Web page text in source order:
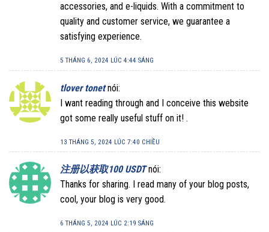
accessories, and e-liquids. With a commitment to
quality and customer service, we guarantee a
satisfying experience.
5 THÁNG 6, 2024 LÚC 4:44 SÁNG
tlover tonet nói:
I want reading through and I conceive this website
got some really useful stuff on it! .
13 THÁNG 5, 2024 LÚC 7:40 CHIỀU
注册以获取100 USDT nói:
Thanks for sharing. I read many of your blog posts,
cool, your blog is very good.
6 THÁNG 5, 2024 LÚC 2:19 SÁNG